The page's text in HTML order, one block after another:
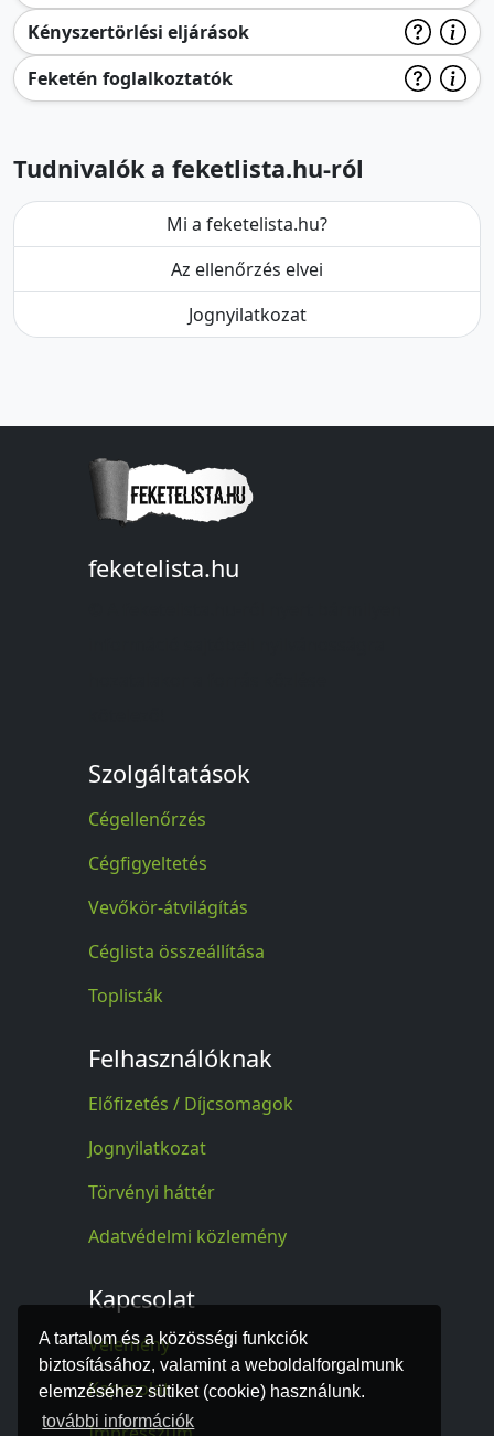
A tartalom és a közösségi funkciók
biztosításához, valamint a weboldalforgalmunk
elemzéséhez sütiket (cookie) használunk.
további információk
Kényszertörlési eljárások
Feketén foglalkoztatók
Tudnivalók a feketlista.hu-ról
Mi a feketelista.hu?
Az ellenőrzés elvei
Jognyilatkozat
feketelista.hu
Szolgáltatások
Cégellenőrzés
Cégfigyeltetés
Vevőkör-átvilágítás
Céglista összeállítása
Toplisták
Felhasználóknak
Előfizetés / Díjcsomagok
Jognyilatkozat
Törvényi háttér
Adatvédelmi közlemény
Kapcsolat
Vélemény
Kapcsolat